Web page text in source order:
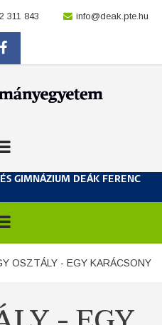
311 843 location
info@deak.pte.hu
facebook
GIMNÁZIUM DEÁK FERENC
OSZTÁLY - EGY KARÁCSONY